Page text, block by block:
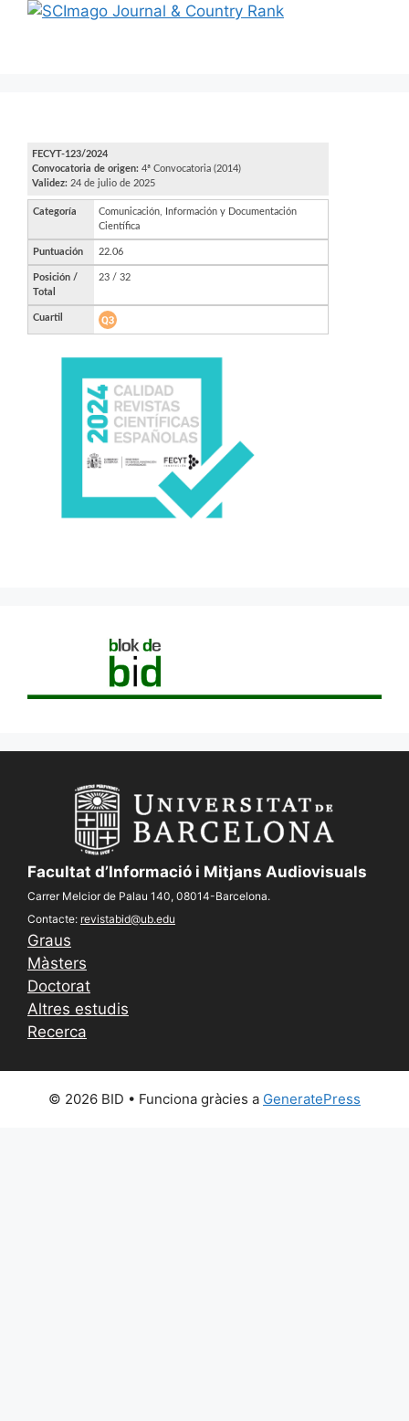
Facultat d’Informació i Mitjans Audiovisuals
Carrer Melcior de Palau 140, 08014-Barcelona.
Contacte: revistabid@ub.edu
Graus
Màsters
Doctorat
Altres estudis
Recerca
© 2026 BID • Funciona gràcies a GeneratePress